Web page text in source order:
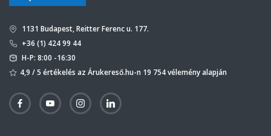
1131 Budapest, Reitter Ferenc u. 177.
+36 (1) 424 99 44
H-P: 8:00 -16:30
4,9 / 5 értékelés az Árukereső.hu-n 19 754 vélemény alapján